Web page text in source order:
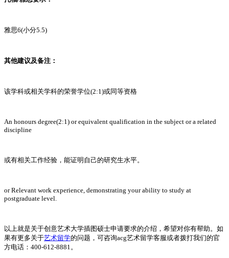
雅思6(小分5.5)
其他建议及备注：
该学科或相关学科的荣誉学位(2:1)或同等资格
An honours degree(2:1) or equivalent qualification in the subject or a related
discipline
或有相关工作经验，能证明自己的研究生水平。
or Relevant work experience, demonstrating your ability to study at
postgraduate level.
以上就是关于创意艺术大学插图硕士申请要求的介绍，希望对你有帮助。如
果有更多关于艺术留学的问题，可咨询acg艺术留学客服或者拨打我们的官
方电话：400-612-8881。